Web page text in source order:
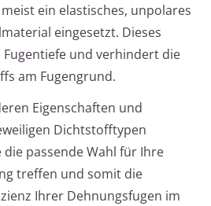
ein elastisches, unpolares
eingesetzt. Dieses
und verhindert die
am Fugengrund.
Eigenschaften und
Dichtstofftypen
die passende Wahl für Ihre
treffen und somit die
Ihrer Dehnungsfugen im